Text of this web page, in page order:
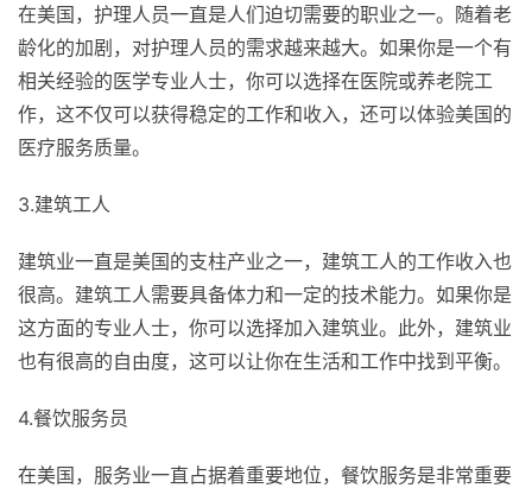
在美国，护理人员一直是人们迫切需要的职业之一。随着老
龄化的加剧，对护理人员的需求越来越大。如果你是一个有
相关经验的医学专业人士，你可以选择在医院或养老院工
作，这不仅可以获得稳定的工作和收入，还可以体验美国的
医疗服务质量。
3.建筑工人
建筑业一直是美国的支柱产业之一，建筑工人的工作收入也
很高。建筑工人需要具备体力和一定的技术能力。如果你是
这方面的专业人士，你可以选择加入建筑业。此外，建筑业
也有很高的自由度，这可以让你在生活和工作中找到平衡。
4.餐饮服务员
在美国，服务业一直占据着重要地位，餐饮服务是非常重要